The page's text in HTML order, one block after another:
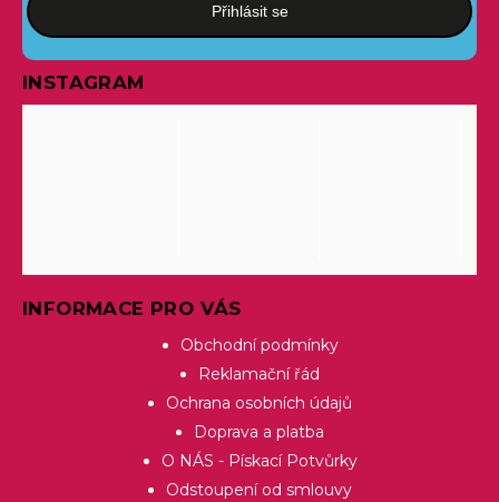
Přihlásit se
INSTAGRAM
INFORMACE PRO VÁS
Obchodní podmínky
Reklamační řád
Ochrana osobních údajů
Doprava a platba
O NÁS - Pískací Potvůrky
Odstoupení od smlouvy